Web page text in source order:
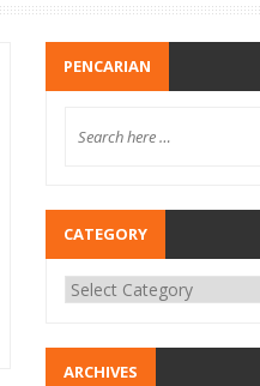
PENCARIAN
CATEGORY
ARCHIVES